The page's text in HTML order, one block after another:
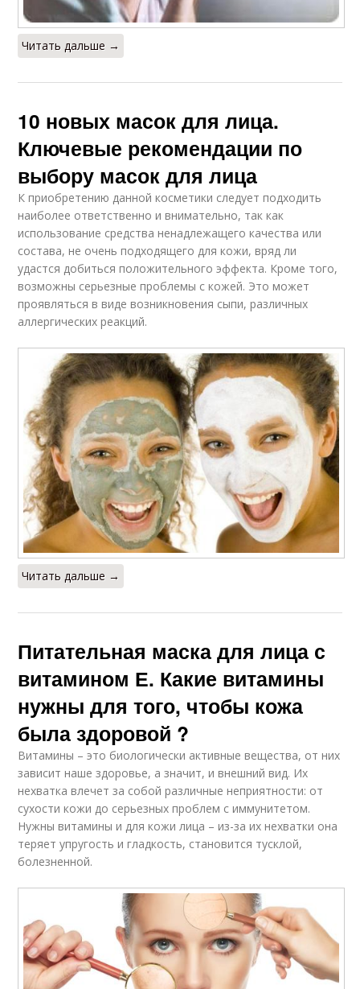
Читать дальше →
10 новых масок для лица.
Ключевые рекомендации по
выбору масок для лица
К приобретению данной косметики следует подходить
наиболее ответственно и внимательно, так как
использование средства ненадлежащего качества или
состава, не очень подходящего для кожи, вряд ли
удастся добиться положительного эффекта. Кроме того,
возможны серьезные проблемы с кожей. Это может
проявляться в виде возникновения сыпи, различных
аллергических реакций.
Читать дальше →
Питательная маска для лица с
витамином Е. Какие витамины
нужны для того, чтобы кожа
была здоровой ?
Витамины – это биологически активные вещества, от них
зависит наше здоровье, а значит, и внешний вид. Их
нехватка влечет за собой различные неприятности: от
сухости кожи до серьезных проблем с иммунитетом.
Нужны витамины и для кожи лица – из-за их нехватки она
теряет упругость и гладкость, становится тусклой,
болезненной.